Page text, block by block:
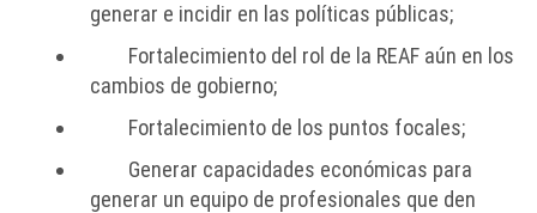
generar e incidir en las políticas públicas;
Fortalecimiento del rol de la REAF aún en los
cambios de gobierno;
Fortalecimiento de los puntos focales;
Generar capacidades económicas para
generar un equipo de profesionales que den